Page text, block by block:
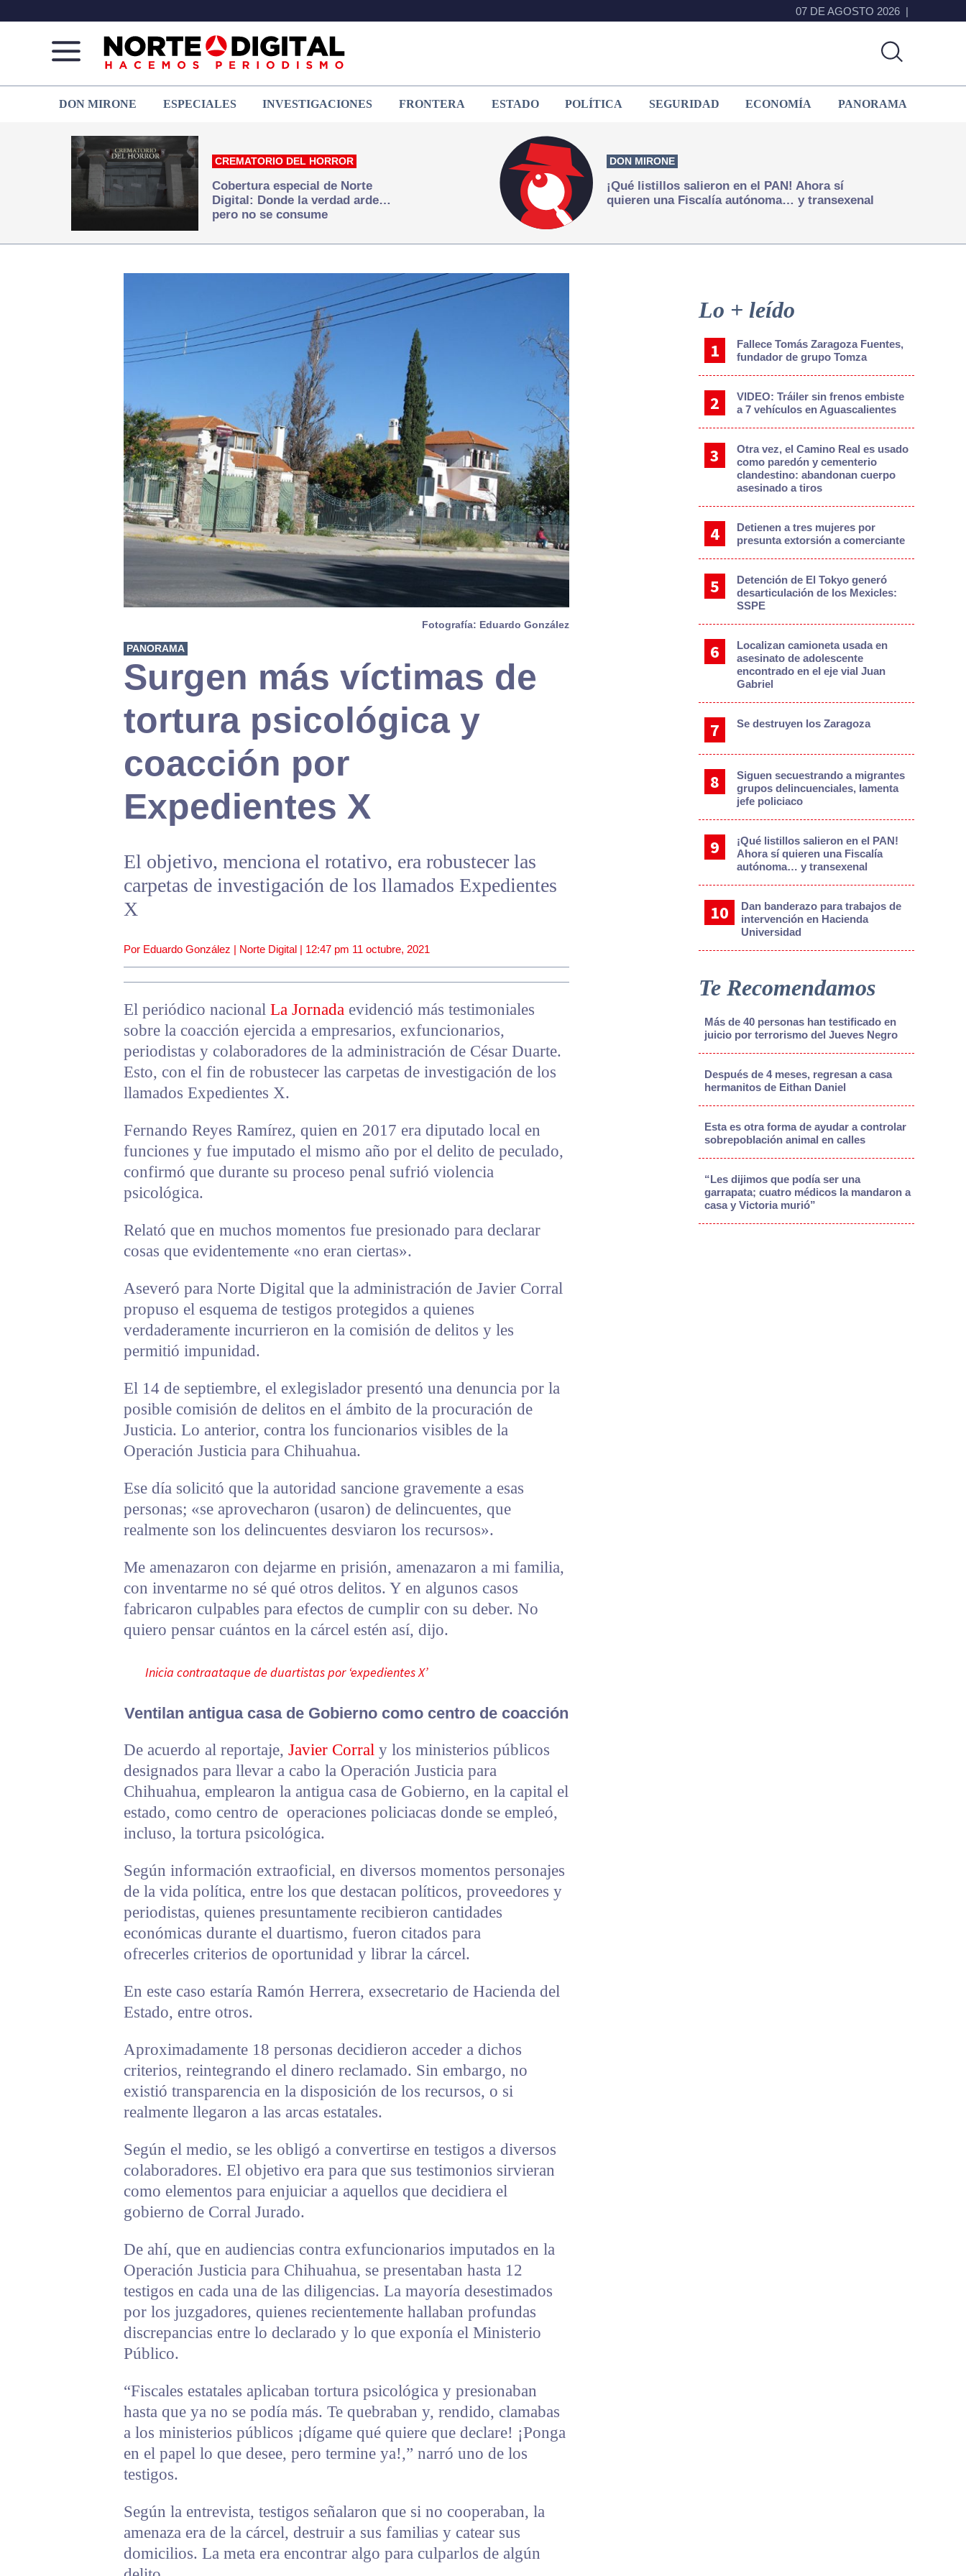
07 DE AGOSTO 2026
de
Juárez
que
hacemos periodismo
DON MIRONE ESPECIALES INVESTIGACIONES FRONTERA ESTADO POLÍTICA SEGURIDAD ECONOMÍA PANORAMA
CREMATORIO DEL HORROR
Cobertura especial de Norte
Digital: Donde la verdad arde…
pero no se consume
DON MIRONE
¡Qué listillos salieron en el PAN! Ahora sí
quieren una Fiscalía autónoma… y transexenal
Fotografía: Eduardo González
PANORAMA
Surgen más víctimas de
tortura psicológica y
coacción por
Expedientes X
El objetivo, menciona el rotativo, era robustecer las
carpetas de investigación de los llamados Expedientes
X
Por Eduardo González | Norte Digital | 12:47 pm 11 octubre, 2021
El periódico nacional La Jornada evidenció más testimoniales
sobre la coacción ejercida a empresarios, exfuncionarios,
periodistas y colaboradores de la administración de César Duarte.
Esto, con el fin de robustecer las carpetas de investigación de los
llamados Expedientes X.
Fernando Reyes Ramírez, quien en 2017 era diputado local en
funciones y fue imputado el mismo año por el delito de peculado,
confirmó que durante su proceso penal sufrió violencia
psicológica.
Relató que en muchos momentos fue presionado para declarar
cosas que evidentemente «no eran ciertas».
Aseveró para Norte Digital que la administración de Javier Corral
propuso el esquema de testigos protegidos a quienes
verdaderamente incurrieron en la comisión de delitos y les
permitió impunidad.
El 14 de septiembre, el exlegislador presentó una denuncia por la
posible comisión de delitos en el ámbito de la procuración de
Justicia. Lo anterior, contra los funcionarios visibles de la
Operación Justicia para Chihuahua.
Ese día solicitó que la autoridad sancione gravemente a esas
personas; «se aprovecharon (usaron) de delincuentes, que
realmente son los delincuentes desviaron los recursos».
Me amenazaron con dejarme en prisión, amenazaron a mi familia,
con inventarme no sé qué otros delitos. Y en algunos casos
fabricaron culpables para efectos de cumplir con su deber. No
quiero pensar cuántos en la cárcel estén así, dijo.
Inicia contraataque de duartistas por ‘expedientes X’
Ventilan antigua casa de Gobierno como centro de coacción
De acuerdo al reportaje, Javier Corral y los ministerios públicos
designados para llevar a cabo la Operación Justicia para
Chihuahua, emplearon la antigua casa de Gobierno, en la capital el
estado, como centro de operaciones policiacas donde se empleó,
incluso, la tortura psicológica.
Según información extraoficial, en diversos momentos personajes
de la vida política, entre los que destacan políticos, proveedores y
periodistas, quienes presuntamente recibieron cantidades
económicas durante el duartismo, fueron citados para
ofrecerles criterios de oportunidad y librar la cárcel.
En este caso estaría Ramón Herrera, exsecretario de Hacienda del
Estado, entre otros.
Aproximadamente 18 personas decidieron acceder a dichos
criterios, reintegrando el dinero reclamado. Sin embargo, no
existió transparencia en la disposición de los recursos, o si
realmente llegaron a las arcas estatales.
Según el medio, se les obligó a convertirse en testigos a diversos
colaboradores. El objetivo era para que sus testimonios sirvieran
como elementos para enjuiciar a aquellos que decidiera el
gobierno de Corral Jurado.
De ahí, que en audiencias contra exfuncionarios imputados en la
Operación Justicia para Chihuahua, se presentaban hasta 12
testigos en cada una de las diligencias. La mayoría desestimados
por los juzgadores, quienes recientemente hallaban profundas
discrepancias entre lo declarado y lo que exponía el Ministerio
Público.
“Fiscales estatales aplicaban tortura psicológica y presionaban
hasta que ya no se podía más. Te quebraban y, rendido, clamabas
a los ministerios públicos ¡dígame qué quiere que declare! ¡Ponga
en el papel lo que desee, pero termine ya!,” narró uno de los
testigos.
Según la entrevista, testigos señalaron que si no cooperaban, la
amenaza era de la cárcel, destruir a sus familias y catear sus
domicilios. La meta era encontrar algo para culparlos de algún
Sidebar
Lo + leído
Fallece Tomás Zaragoza Fuentes,
fundador de grupo Tomza
VIDEO: Tráiler sin frenos embiste
a 7 vehículos en Aguascalientes
Otra vez, el Camino Real es usado
como paredón y cementerio
clandestino: abandonan cuerpo
asesinado a tiros
Detienen a tres mujeres por
presunta extorsión a comerciante
Detención de El Tokyo generó
desarticulación de los Mexicles:
SSPE
Localizan camioneta usada en
asesinato de adolescente
encontrado en el eje vial Juan
Gabriel
Se destruyen los Zaragoza
Siguen secuestrando a migrantes
grupos delincuenciales, lamenta
jefe policiaco
¡Qué listillos salieron en el PAN!
Ahora sí quieren una Fiscalía
autónoma… y transexenal
Dan banderazo para trabajos de
intervención en Hacienda
Universidad
Te Recomendamos
Más de 40 personas han testificado en
juicio por terrorismo del Jueves Negro
Después de 4 meses, regresan a casa
hermanitos de Eithan Daniel
Esta es otra forma de ayudar a controlar
sobrepoblación animal en calles
“Les dijimos que podía ser una
garrapata; cuatro médicos la mandaron a
casa y Victoria murió”